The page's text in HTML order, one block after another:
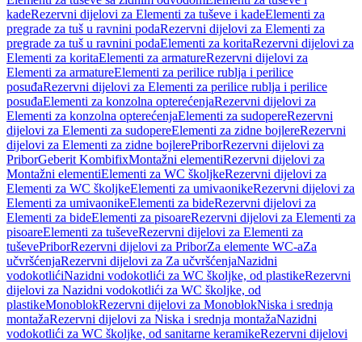
kadeRezervni dijelovi za Elementi za tuševe i kadeElementi za
pregrade za tuš u ravnini podaRezervni dijelovi za Elementi za
pregrade za tuš u ravnini podaElementi za koritaRezervni dijelovi za
Elementi za koritaElementi za armatureRezervni dijelovi za
Elementi za armatureElementi za perilice rublja i perilice
posuđaRezervni dijelovi za Elementi za perilice rublja i perilice
posuđaElementi za konzolna opterećenjaRezervni dijelovi za
Elementi za konzolna opterećenjaElementi za sudopereRezervni
dijelovi za Elementi za sudopereElementi za zidne bojlereRezervni
dijelovi za Elementi za zidne bojlerePriborRezervni dijelovi za
PriborGeberit KombifixMontažni elementiRezervni dijelovi za
Montažni elementiElementi za WC školjkeRezervni dijelovi za
Elementi za WC školjkeElementi za umivaonikeRezervni dijelovi za
Elementi za umivaonikeElementi za bideRezervni dijelovi za
Elementi za bideElementi za pisoareRezervni dijelovi za Elementi za
pisoareElementi za tuševeRezervni dijelovi za Elementi za
tuševePriborRezervni dijelovi za PriborZa elemente WC-aZa
učvršćenjaRezervni dijelovi za Za učvršćenjaNazidni
vodokotlićiNazidni vodokotlići za WC školjke, od plastikeRezervni
dijelovi za Nazidni vodokotlići za WC školjke, od
plastikeMonoblokRezervni dijelovi za MonoblokNiska i srednja
montažaRezervni dijelovi za Niska i srednja montažaNazidni
vodokotlići za WC školjke, od sanitarne keramikeRezervni dijelovi